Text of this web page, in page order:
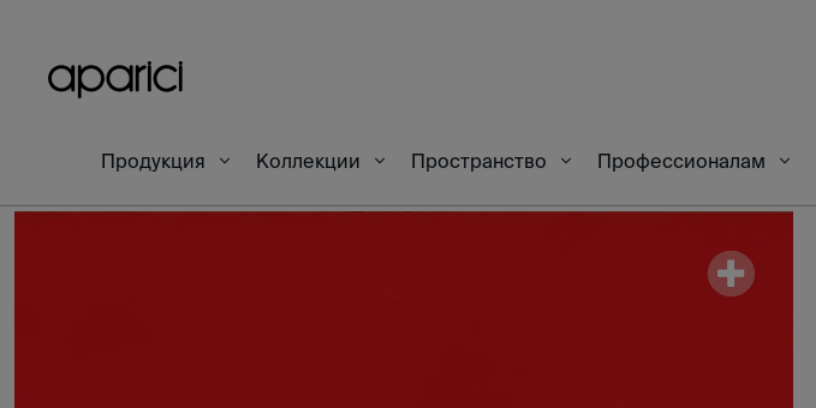
Продукция Коллекции Пространство Профессионалам
Начало Изделия Nordic Red 30X90